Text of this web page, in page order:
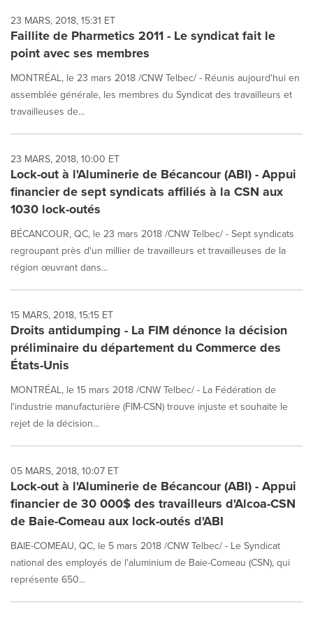
23 MARS, 2018, 15:31 ET
Faillite de Pharmetics 2011 - Le syndicat fait le
point avec ses membres
MONTRÉAL, le 23 mars 2018 /CNW Telbec/ - Réunis aujourd'hui en
assemblée générale, les membres du Syndicat des travailleurs et
travailleuses de...
23 MARS, 2018, 10:00 ET
Lock-out à l'Aluminerie de Bécancour (ABI) - Appui
financier de sept syndicats affiliés à la CSN aux
1030 lock-outés
BÉCANCOUR, QC, le 23 mars 2018 /CNW Telbec/ - Sept syndicats
regroupant près d'un millier de travailleurs et travailleuses de la
région œuvrant dans...
15 MARS, 2018, 15:15 ET
Droits antidumping - La FIM dénonce la décision
préliminaire du département du Commerce des
États-Unis
MONTRÉAL, le 15 mars 2018 /CNW Telbec/ - La Fédération de
l'industrie manufacturière (FIM-CSN) trouve injuste et souhaite le
rejet de la décision...
05 MARS, 2018, 10:07 ET
Lock-out à l'Aluminerie de Bécancour (ABI) - Appui
financier de 30 000$ des travailleurs d'Alcoa-CSN
de Baie-Comeau aux lock-outés d'ABI
BAIE-COMEAU, QC, le 5 mars 2018 /CNW Telbec/ - Le Syndicat
national des employés de l'aluminium de Baie-Comeau (CSN), qui
représente 650...